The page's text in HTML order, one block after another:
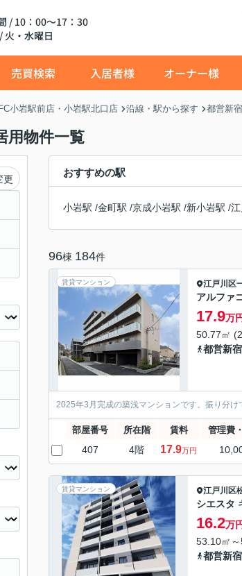
/ 10：00～17：30
火・水曜日
売買検索 入居者様 オーナー様
小岩駅前店・小岩駅北口店 沿線・駅から探す 都営新
用物件一覧
おすすめの駅
小岩駅 /金町駅 /京成小岩駅 /新小岩駅 /
96棟 184件
賃貸マンション 江戸川区
アルファ
17.9万
50.77㎡
都営新
2025年3月完成の築浅マンションです。振り分け
部屋番号 所在階 賃料 管理費
407 4階 17.9万円
賃貸マンション 江戸川区
シエスタ
16.2万
53.10㎡
都営新
更